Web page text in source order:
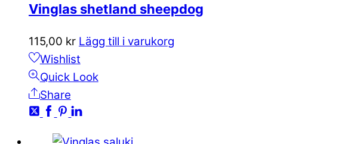
Vinglas shetland sheepdog
115,00 kr Lägg till i varukorg
Wishlist
Quick Look
Share